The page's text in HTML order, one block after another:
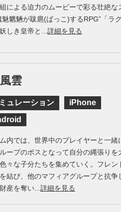
による迫力のムービーで彩る壮絶な
魅魍魎が跋扈(ばっこ)するRPG”「ラ
しき皇帝と...詳細を見る
雲
ュレーション
iPhone
内では、世界中のプレイヤーと一緒
ープのボスとなって自分の縄張りを
々な子分たちを集めていく。フレン
結び、他のマフィアグループと抗争
産を奪い...詳細を見る